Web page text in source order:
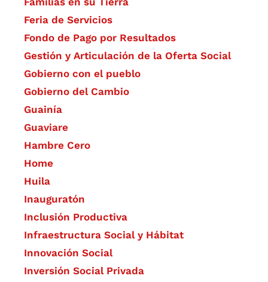
Feria de Servicios
Fondo de Pago por Resultados
Gestión y Articulación de la Oferta Social
Gobierno con el pueblo
Gobierno del Cambio
Guainía
Guaviare
Hambre Cero
Home
Huila
Inauguratón
Inclusión Productiva
Infraestructura Social y Hábitat
​Innovación Social
Inversión Social Privada